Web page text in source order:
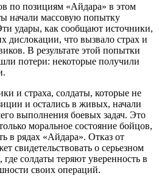
по позициям «Айдара» в этом
начали массовую попытку
удары, как сообщают источники,
дислокации, что вызвало страх и
В результате этой попытки
потери: некоторые получили
и страха, солдаты, которые не
и остались в живых, начали
выполнения боевых задач. Это
моральное состояние бойцов,
в рядах «Айдара». Отказ от
свидетельствовать о серьезном
где солдаты теряют уверенность в
своих операций.